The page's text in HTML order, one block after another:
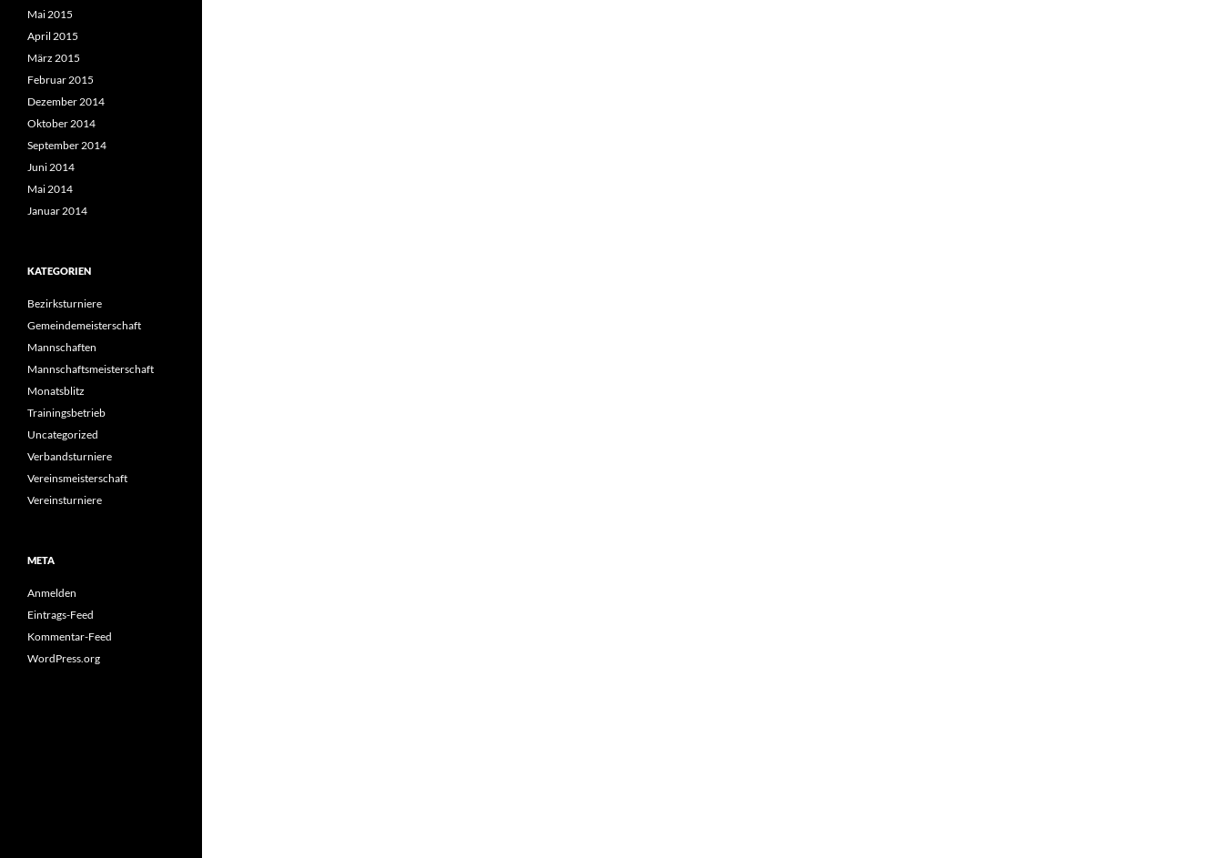
Mai 2015
April 2015
März 2015
Februar 2015
Dezember 2014
Oktober 2014
September 2014
Juni 2014
Mai 2014
Januar 2014
KATEGORIEN
Bezirksturniere
Gemeindemeisterschaft
Mannschaften
Mannschaftsmeisterschaft
Monatsblitz
Trainingsbetrieb
Uncategorized
Verbandsturniere
Vereinsmeisterschaft
Vereinsturniere
META
Anmelden
Eintrags-Feed
Kommentar-Feed
WordPress.org